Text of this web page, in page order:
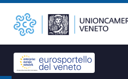
EuropeAid/183649/DD/ACT/AR – Unioncamere del Veneto
Header info sidebar